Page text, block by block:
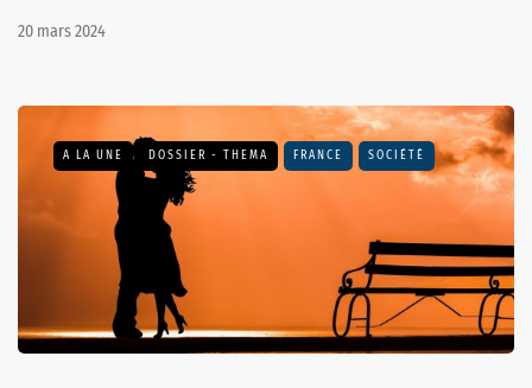
20 mars 2024
A LA UNE DOSSIER - THEMA FRANCE SOCIÉTÉ